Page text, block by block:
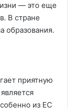
— это еще
В стране
образования.
приятную
из ЕС